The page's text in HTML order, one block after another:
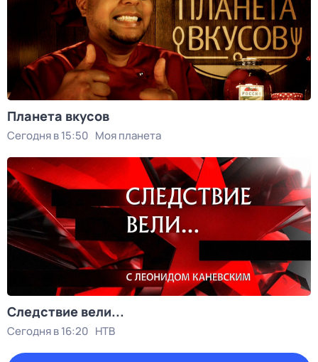
Планета вкусов
Сегодня в 15:50 Моя планета
Следствие вели...
Сегодня в 16:20 НТВ